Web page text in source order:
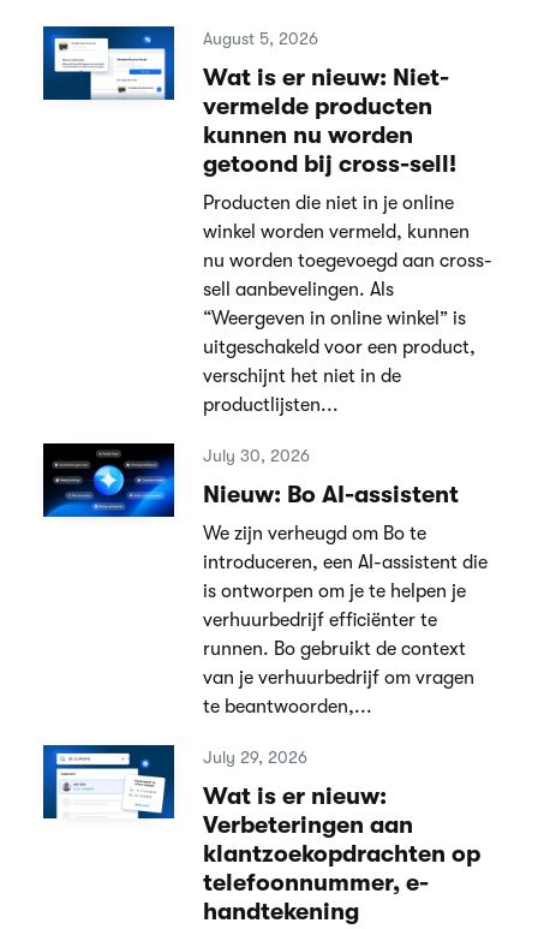
August 5, 2026
Wat is er nieuw: Niet-
vermelde producten
kunnen nu worden
getoond bij cross-sell!
Producten die niet in je online
winkel worden vermeld, kunnen
nu worden toegevoegd aan cross-
sell aanbevelingen. Als
“Weergeven in online winkel” is
uitgeschakeld voor een product,
verschijnt het niet in de
productlijsten...
July 30, 2026
Nieuw: Bo AI-assistent
We zijn verheugd om Bo te
introduceren, een AI-assistent die
is ontworpen om je te helpen je
verhuurbedrijf efficiënter te
runnen. Bo gebruikt de context
van je verhuurbedrijf om vragen
te beantwoorden,...
July 29, 2026
Wat is er nieuw:
Verbeteringen aan
klantzoekopdrachten op
telefoonnummer, e-
handtekening